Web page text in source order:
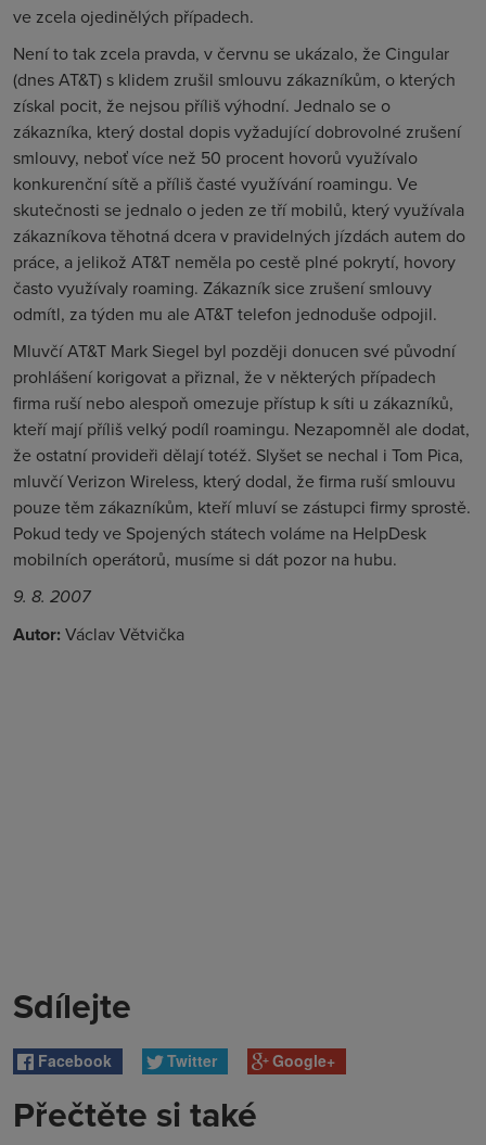
ve zcela ojedinělých případech.
Není to tak zcela pravda, v červnu se ukázalo, že Cingular
(dnes AT&T) s klidem zrušil smlouvu zákazníkům, o kterých
získal pocit, že nejsou příliš výhodní. Jednalo se o
zákazníka, který dostal dopis vyžadující dobrovolné zrušení
smlouvy, neboť více než 50 procent hovorů využívalo
konkurenční sítě a příliš časté využívání roamingu. Ve
skutečnosti se jednalo o jeden ze tří mobilů, který využívala
zákazníkova těhotná dcera v pravidelných jízdách autem do
práce, a jelikož AT&T neměla po cestě plné pokrytí, hovory
často využívaly roaming. Zákazník sice zrušení smlouvy
odmítl, za týden mu ale AT&T telefon jednoduše odpojil.
Mluvčí AT&T Mark Siegel byl později donucen své původní
prohlášení korigovat a přiznal, že v některých případech
firma ruší nebo alespoň omezuje přístup k síti u zákazníků,
kteří mají příliš velký podíl roamingu. Nezapomněl ale dodat,
že ostatní provideři dělají totéž. Slyšet se nechal i Tom Pica,
mluvčí Verizon Wireless, který dodal, že firma ruší smlouvu
pouze těm zákazníkům, kteří mluví se zástupci firmy sprostě.
Pokud tedy ve Spojených státech voláme na HelpDesk
mobilních operátorů, musíme si dát pozor na hubu.
9. 8. 2007
Autor: Václav Větvička
Sdílejte
Facebook Twitter Google+
Přečtěte si také